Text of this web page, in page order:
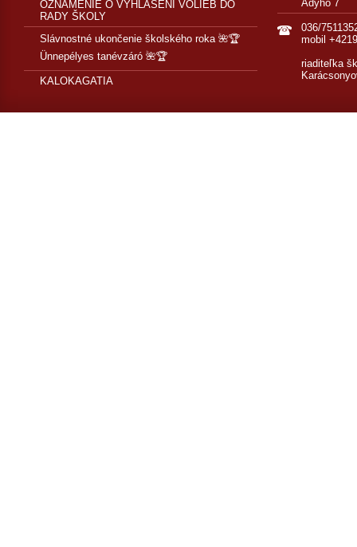
OZNÁMENIE O VYHLÁSENÍ VOLIEB DO
RADY ŠKOLY
Slávnostné ukončenie školského roka 🌺🏆
Ünnepélyes tanévzáró 🌺🏆
KALOKAGATIA
Adyho 7
036/
mobil
riaditeľka